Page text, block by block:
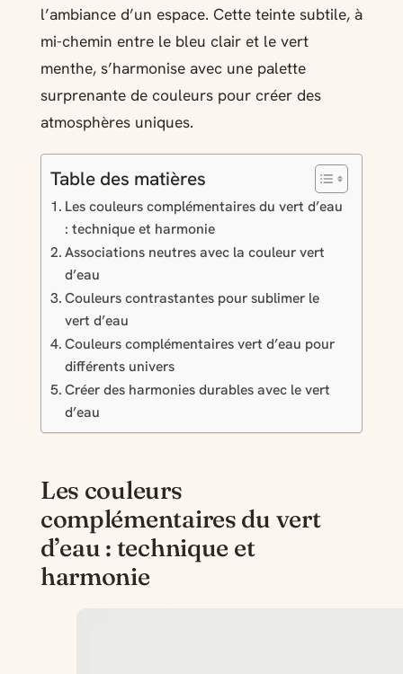
l’ambiance d’un espace. Cette teinte subtile, à
mi-chemin entre le bleu clair et le vert
menthe, s’harmonise avec une palette
surprenante de couleurs pour créer des
atmosphères uniques.
Table des matières
Les couleurs complémentaires du vert d’eau
: technique et harmonie
Associations neutres avec la couleur vert
d’eau
Couleurs contrastantes pour sublimer le
vert d’eau
Couleurs complémentaires vert d’eau pour
différents univers
Créer des harmonies durables avec le vert
d’eau
Les couleurs
complémentaires du vert
d’eau : technique et
harmonie